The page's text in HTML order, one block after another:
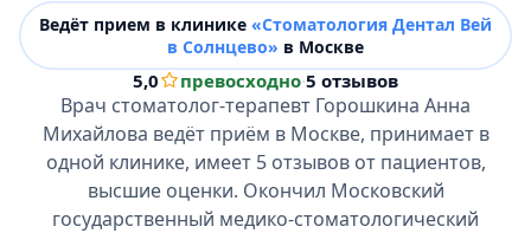
Ведёт прием в клинике «Стоматология Дентал Вей
в Солнцево» в Москве
5,0 превосходно·5 отзывов
Врач стоматолог-терапевт Горошкина Анна
Михайлова ведёт приём в Москве, принимает в
одной клинике, имеет 5 отзывов от пациентов,
высшие оценки. Окончил Московский
государственный медико-стоматологический